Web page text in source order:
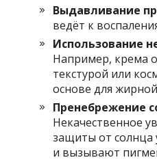
Выдавливание
ведёт к
Использование
Например, крема
текстурой или
основе для
Пренебрежение
Некачественное
защиты от солнца
и вызывают